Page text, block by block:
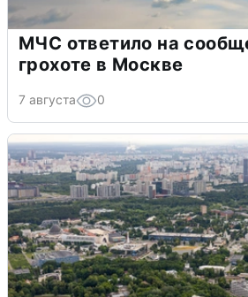
МЧС ответило на
грохоте в Москве
7 августа 0